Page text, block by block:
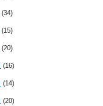
(34)
(15)
(20)
(16)
(14)
(20)